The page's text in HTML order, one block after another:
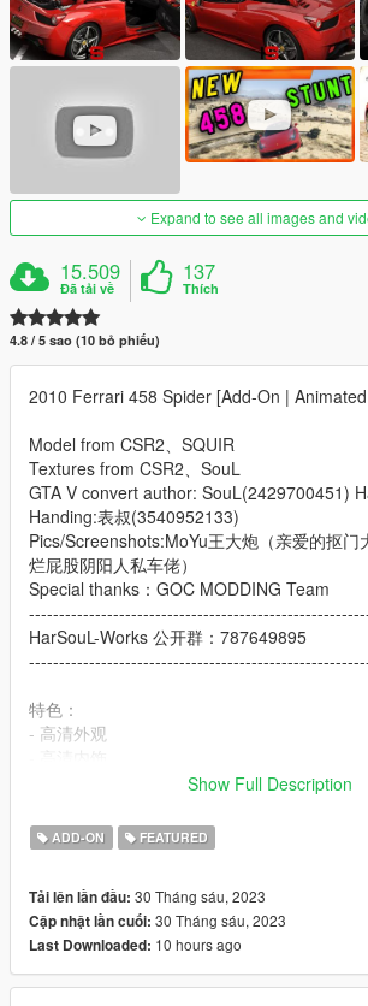
Expand to see all images and
15.509
Đã tải về
137
Thích
4.8 / 5 sao (10 bỏ phiếu)
2010 Ferrari 458 Spider [Add-On |
Model from CSR2、SQUIR
Textures from CSR2、SouL
GTA V convert author: SouL(2429700451)
Handing:表叔(3540952133)
Pics/Screenshots:MoYu王大炮（亲爱的抠门
烂屁股阴阳人私车佬）
Special thanks：GOC MODDING Team
HarSouL-Works 公开群：787649895
特色：
- 高清外观
- 随机仪表
- 自动敞篷
- 轻点H升降后车窗
- 主色调：车身
- 内饰颜色：内饰
Show Full Description
ADD-ON FEATURED
Tải lên lần đầu: 30 Tháng sáu, 2023
Cập nhật lần cuối: 30 Tháng sáu, 2023
Last Downloaded: 10 hours ago